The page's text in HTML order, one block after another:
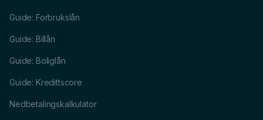
Guide: Forbrukslån
Guide: Billån
Guide: Boliglån
Guide: Kredittscore
Nedbetalingskalkulator